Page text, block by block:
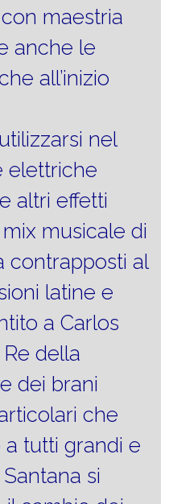
maestria
anche le
all’inizio
nel
elettriche
altri effetti
musicale di
contrapposti al
latine e
a Carlos
della
dei brani
che
tutti grandi e
si